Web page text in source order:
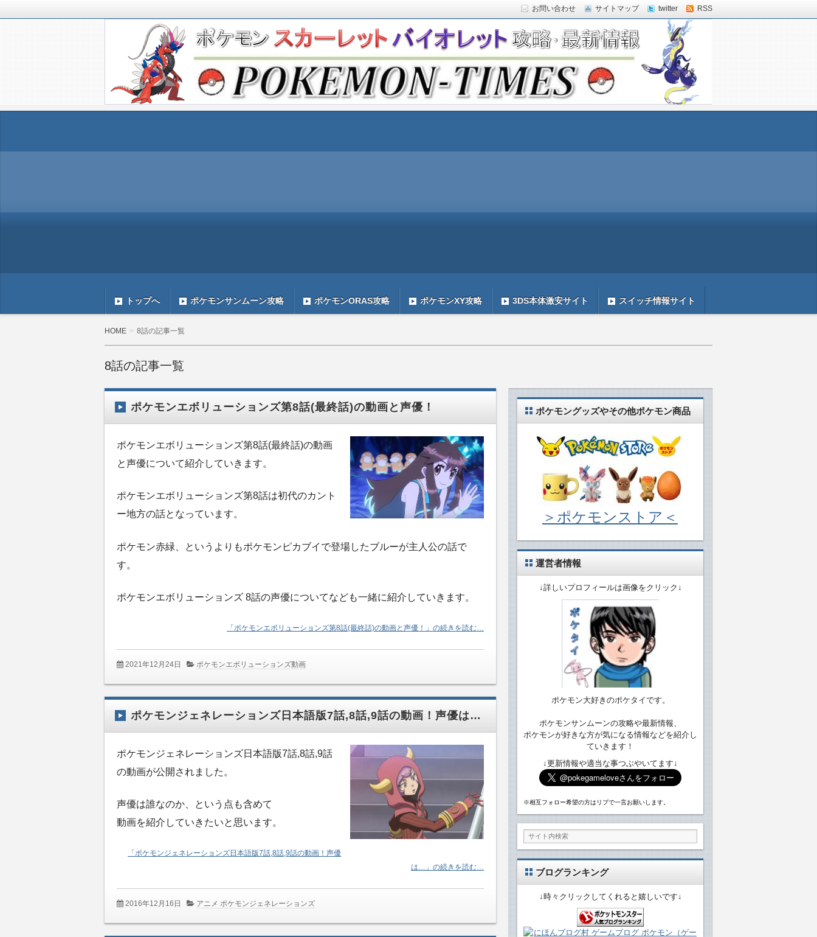
お問い合わせ サイトマップ twitter RSS
ポケモン最新情報まとめ『POKEMON-TIMES』
ポケモンSV(スカーレットバイオレット)の攻略や最新情報などをお届けする『POKEMON-
TIMES』 ポケモンSV(スカーレットバイオレット)の育成論やお得な情報なども紹介していきま
トップへ ポケモンサンムーン攻略 ポケモンORAS攻略 ポケモンXY攻略 3DS本体激安サイト スイッチ情報サイト
HOME 8話の記事一覧
8話の記事一覧
ポケモンエボリューションズ第8話(最終話)の動画と声優！
ポケモンエボリューションズ第8話(最終話)の動画
と声優について紹介していきます。
ポケモンエボリューションズ第8話は初代のカント
ー地方の話となっています。
ポケモン赤緑、というよりもポケモンピカブイで登場したブルーが主人公の話で
す。
ポケモンエボリューションズ 8話の声優についてなども一緒に紹介していきます。
「ポケモンエボリューションズ第8話(最終話)の動画と声優！」の続きを読む…
2021年12月24日 ポケモンエボリューションズ動画
ポケモンジェネレーションズ日本語版7話,8話,9話の動画！声優は…
ポケモンジェネレーションズ日本語版7話,8話,9話
の動画が公開されました。
声優は誰なのか、という点も含めて
動画を紹介していきたいと思います。
「ポケモンジェネレーションズ日本語版7話,8話,9話の動画！声優
は…」の続きを読む…
2016年12月16日 アニメ ポケモンジェネレーションズ
ポケモングッズやその他ポケモン商品
＞ポケモンストア＜
運営者情報
↓詳しいプロフィールは画像をクリック↓
ポケモン大好きのポケタイです。
ポケモンサンムーンの攻略や最新情報、
ポケモンが好きな方が気になる情報などを紹介し
ていきます！
↓更新情報や適当な事つぶやいてます↓
※相互フォロー希望の方はリプで一言お願いします。
ブログランキング
↓時々クリックしてくれると嬉しいです↓